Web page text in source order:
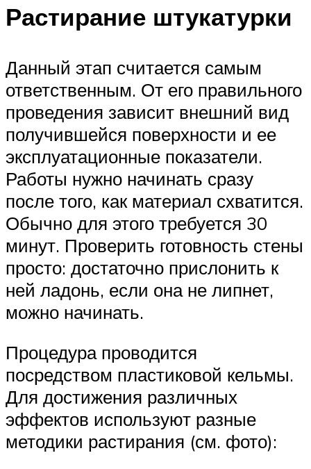
Растирание штукатурки
Данный этап считается самым
ответственным. От его правильного
проведения зависит внешний вид
получившейся поверхности и ее
эксплуатационные показатели.
Работы нужно начинать сразу
после того, как материал схватится.
Обычно для этого требуется 30
минут. Проверить готовность стены
просто: достаточно прислонить к
ней ладонь, если она не липнет,
можно начинать.
Процедура проводится
посредством пластиковой кельмы.
Для достижения различных
эффектов используют разные
методики растирания (см. фото):